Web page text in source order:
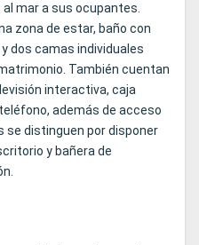
al mar a sus ocupantes.
zona de estar, baño con
dos camas individuales
También cuentan
interactiva, caja
además de acceso
se distinguen por disponer
y bañera de